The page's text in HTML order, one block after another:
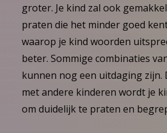
groter. Je kind zal ook
praten die het minder goed
waarop je kind woorden
beter. Sommige combinaties
kunnen nog een uitdaging zijn.
met andere kinderen wordt je
om duidelijk te praten en